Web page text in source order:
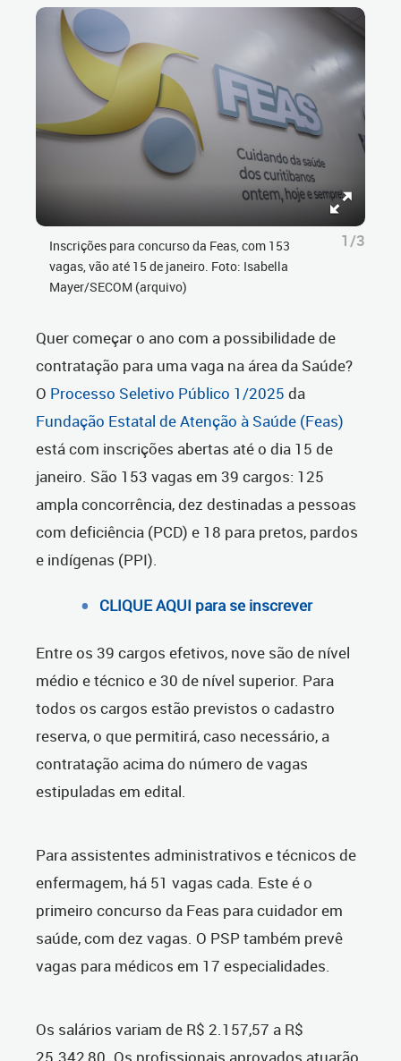
Inscrições para concurso da Feas, com 153
vagas, vão até 15 de janeiro. Foto: Isabella
Mayer/SECOM (arquivo)
1/3
Quer começar o ano com a possibilidade de
contratação para uma vaga na área da Saúde?
O Processo Seletivo Público 1/2025 da
Fundação Estatal de Atenção à Saúde (Feas)
está com inscrições abertas até o dia 15 de
janeiro. São 153 vagas em 39 cargos: 125
ampla concorrência, dez destinadas a pessoas
com deficiência (PCD) e 18 para pretos, pardos
e indígenas (PPI).
CLIQUE AQUI para se inscrever
Entre os 39 cargos efetivos, nove são de nível
médio e técnico e 30 de nível superior. Para
todos os cargos estão previstos o cadastro
reserva, o que permitirá, caso necessário, a
contratação acima do número de vagas
estipuladas em edital.
Para assistentes administrativos e técnicos de
enfermagem, há 51 vagas cada. Este é o
primeiro concurso da Feas para cuidador em
saúde, com dez vagas. O PSP também prevê
vagas para médicos em 17 especialidades.
Os salários variam de R$ 2.157,57 a R$